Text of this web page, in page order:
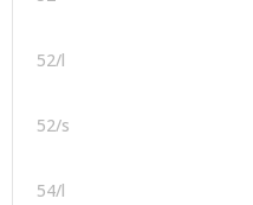
52/l
52/s
54/l